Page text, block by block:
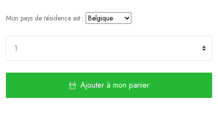
Mon pays de résidence est :
Ajouter à mon panier